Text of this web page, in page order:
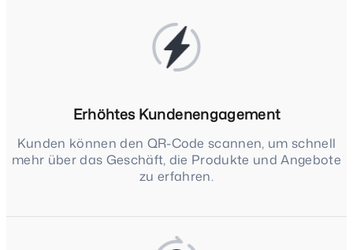
Erhöhtes Kundenengagement
Kunden können den QR-Code scannen, um schnell
mehr über das Geschäft, die Produkte und Angebote
zu erfahren.